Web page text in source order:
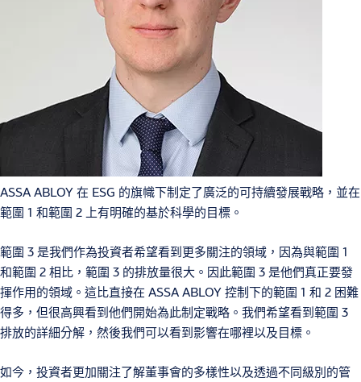
ASSA ABLOY 在 ESG 的旗幟下制定了廣泛的可持續發展戰略，並在
範圍 1 和範圍 2 上有明確的基於科學的目標。
範圍 3 是我們作為投資者希望看到更多關注的領域，因為與範圍 1
和範圍 2 相比，範圍 3 的排放量很大。因此範圍 3 是他們真正要發
揮作用的領域。這比直接在 ASSA ABLOY 控制下的範圍 1 和 2 困難
得多，但很高興看到他們開始為此制定戰略。我們希望看到範圍 3
排放的詳細分解，然後我們可以看到影響在哪裡以及目標。
如今，投資者更加關注了解董事會的多樣性以及透過不同級別的管